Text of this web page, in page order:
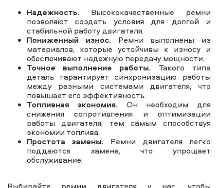
Надежность. Высококачественные ремни
позволяют создать условия для долгой и
стабильной работу двигателя.
Пониженный износ. Ремни выполнены из
материалов, которые устойчивы к износу и
обеспечивают надежную передачу мощности.
Точное выполнение работы. Такого типа
деталь гарантирует синхронизацию работы
между разными системами двигателя, что
повышает его эффективность.
Топливная экономия. Он необходим для
снижения сопротивления и оптимизации
работы двигателя, тем самым способствуя
экономии топлива.
Простота замены. Ремни двигателя легко
поддаются замене, что упрощает
обслуживание.